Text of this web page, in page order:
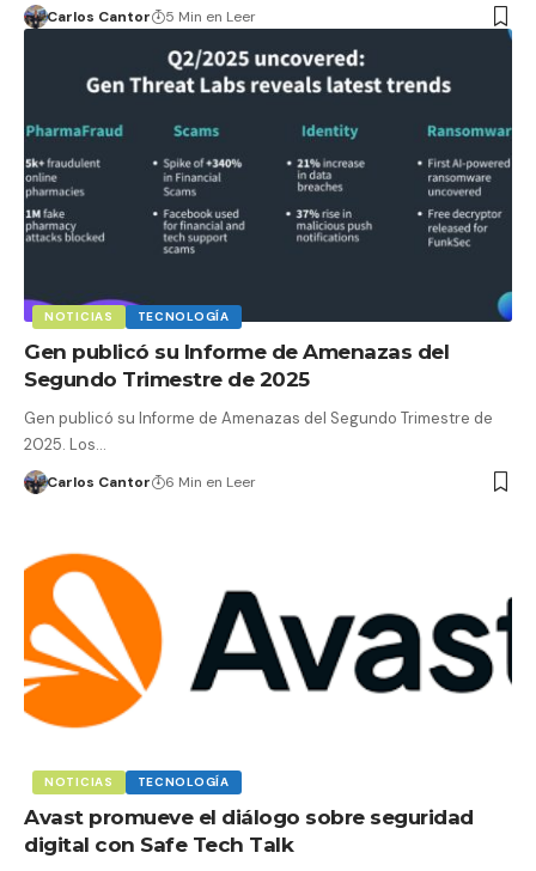
Carlos Cantor 5 Min en Leer
NOTICIAS TECNOLOGÍA
Gen publicó su Informe de Amenazas del
Segundo Trimestre de 2025
Gen publicó su Informe de Amenazas del Segundo Trimestre de
2025. Los…
Carlos Cantor 6 Min en Leer
NOTICIAS TECNOLOGÍA
Avast promueve el diálogo sobre seguridad
digital con Safe Tech Talk